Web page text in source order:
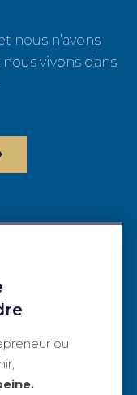
nous n’avons
vivons dans
ou